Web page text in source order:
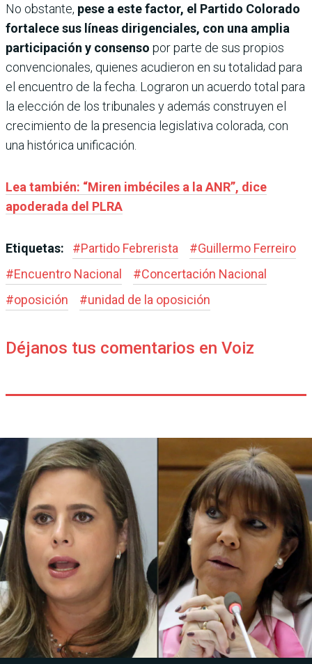
No obstante, pese a este factor, el Partido Colorado
fortalece sus líneas dirigenciales, con una amplia
participación y consenso por parte de sus propios
convencionales, quienes acudieron en su totalidad para
el encuentro de la fecha. Lograron un acuerdo total para
la elección de los tribunales y además construyen el
crecimiento de la presencia legislativa colorada, con
una histórica unificación.
Lea también: “Miren imbéciles a la ANR”, dice
apoderada del PLRA
Etiquetas: #Partido Febrerista #Guillermo Ferreiro
#Encuentro Nacional #Concertación Nacional
#oposición #unidad de la oposición
Déjanos tus comentarios en Voiz